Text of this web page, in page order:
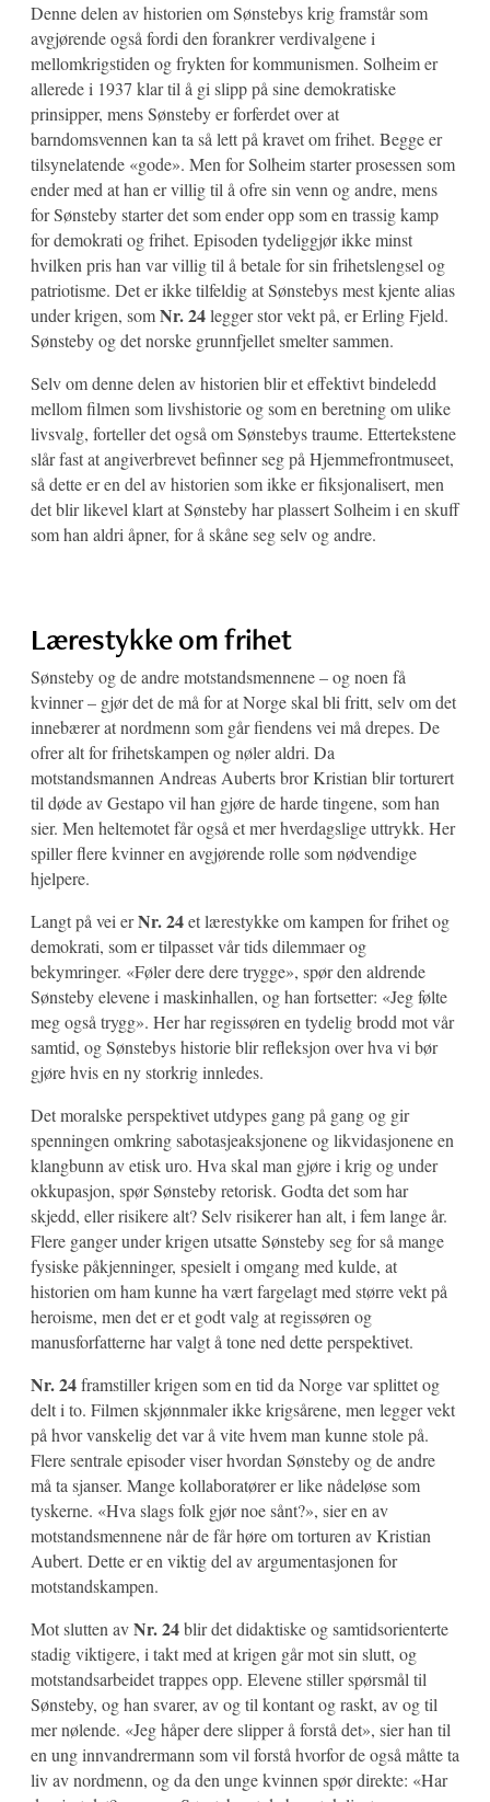
Denne delen av historien om Sønstebys krig framstår som
avgjørende også fordi den forankrer verdivalgene i
mellomkrigstiden og frykten for kommunismen. Solheim er
allerede i 1937 klar til å gi slipp på sine demokratiske
prinsipper, mens Sønsteby er forferdet over at
barndomsvennen kan ta så lett på kravet om frihet. Begge er
tilsynelatende «gode». Men for Solheim starter prosessen som
ender med at han er villig til å ofre sin venn og andre, mens
for Sønsteby starter det som ender opp som en trassig kamp
for demokrati og frihet. Episoden tydeliggjør ikke minst
hvilken pris han var villig til å betale for sin frihetslengsel og
patriotisme. Det er ikke tilfeldig at Sønstebys mest kjente alias
under krigen, somNr. 24legger stor vekt på, er Erling Fjeld.
Sønsteby og det norske grunnfjellet smelter sammen.
Selv om denne delen av historien blir et effektivt bindeledd
mellom filmen som livshistorie og som en beretning om ulike
livsvalg, forteller det også om Sønstebys traume. Ettertekstene
slår fast at angiverbrevet befinner seg på Hjemmefrontmuseet,
så dette er en del av historien som ikke er fiksjonalisert, men
det blir likevel klart at Sønsteby har plassert Solheim i en skuff
som han aldri åpner, for å skåne seg selv og andre.
Lærestykke om frihet
Sønsteby og de andre motstandsmennene – og noen få
kvinner – gjør det de må for at Norge skal bli fritt, selv om det
innebærer at nordmenn som går fiendens vei må drepes. De
ofrer alt for frihetskampen og nøler aldri. Da
motstandsmannen Andreas Auberts bror Kristian blir torturert
til døde av Gestapo vil han gjøre de harde tingene, som han
sier. Men heltemotet får også et mer hverdagslige uttrykk. Her
spiller flere kvinner en avgjørende rolle som nødvendige
hjelpere.
Langt på vei erNr. 24et lærestykke om kampen for frihet og
demokrati, som er tilpasset vår tids dilemmaer og
bekymringer. «Føler dere dere trygge», spør den aldrende
Sønsteby elevene i maskinhallen, og han fortsetter: «Jeg følte
meg også trygg». Her har regissøren en tydelig brodd mot vår
samtid, og Sønstebys historie blir refleksjon over hva vi bør
gjøre hvis en ny storkrig innledes.
Det moralske perspektivet utdypes gang på gang og gir
spenningen omkring sabotasjeaksjonene og likvidasjonene en
klangbunn av etisk uro. Hva skal man gjøre i krig og under
okkupasjon, spør Sønsteby retorisk. Godta det som har
skjedd, eller risikere alt? Selv risikerer han alt, i fem lange år.
Flere ganger under krigen utsatte Sønsteby seg for så mange
fysiske påkjenninger, spesielt i omgang med kulde, at
historien om ham kunne ha vært fargelagt med større vekt på
heroisme, men det er et godt valg at regissøren og
manusforfatterne har valgt å tone ned dette perspektivet.
Nr. 24framstiller krigen som en tid da Norge var splittet og
delt i to. Filmen skjønnmaler ikke krigsårene, men legger vekt
på hvor vanskelig det var å vite hvem man kunne stole på.
Flere sentrale episoder viser hvordan Sønsteby og de andre
må ta sjanser. Mange kollaboratører er like nådeløse som
tyskerne. «Hva slags folk gjør noe sånt?», sier en av
motstandsmennene når de får høre om torturen av Kristian
Aubert. Dette er en viktig del av argumentasjonen for
motstandskampen.
Mot slutten avNr. 24blir det didaktiske og samtidsorienterte
stadig viktigere, i takt med at krigen går mot sin slutt, og
motstandsarbeidet trappes opp. Elevene stiller spørsmål til
Sønsteby, og han svarer, av og til kontant og raskt, av og til
mer nølende. «Jeg håper dere slipper å forstå det», sier han til
en ung innvandrermann som vil forstå hvorfor de også måtte ta
liv av nordmenn, og da den unge kvinnen spør direkte: «Har